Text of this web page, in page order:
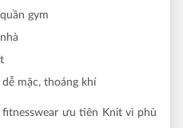
gym
mặc, thoáng khí
ưu tiên Knit vì phù